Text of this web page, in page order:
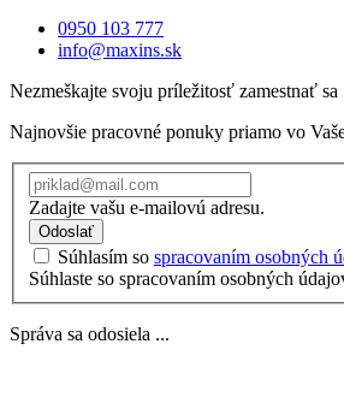
0950 103 777
info@maxins.sk
Nezmeškajte svoju príležitosť zamestnať sa
Najnovšie pracovné ponuky priamo vo
Zadajte vašu e-mailovú adresu.
Odoslať
Súhlasím so spracovaním osobných
Súhlaste so spracovaním osobných
Správa sa odosiela ...